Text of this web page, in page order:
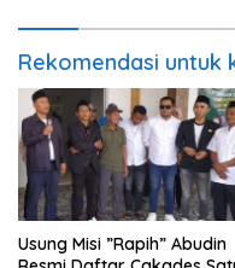
Rekomendasi untuk
Usung Misi ”Rapih” Abudin